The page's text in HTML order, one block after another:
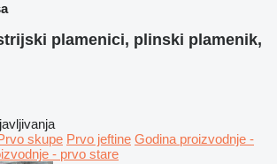
plamenici, plinski plamenik,
skupe Prvo jeftine Godina proizvodnje -
- prvo stare